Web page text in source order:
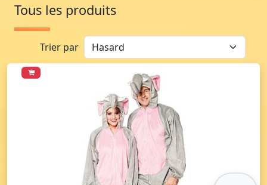
Tous les produits
Trier par